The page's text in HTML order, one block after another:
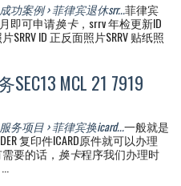
成功案例 › 菲律宾退休srr...菲律宾
即可申请换卡，srrv 年检更新ID
ID 正反面照片SRRV 贴纸照
MCL 21 7919
服务项目 › 菲律宾换icard...一般就是
复印件ICARD原件就可以办理
要的话， 换卡程序我们办理时